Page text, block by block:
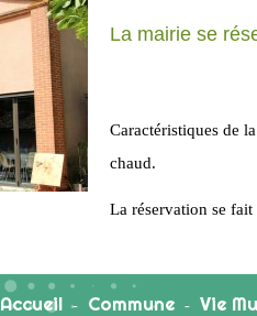
La mairie se
Caractéristiques de
chaud.
La réservation se
Accueil - Commune - Vie